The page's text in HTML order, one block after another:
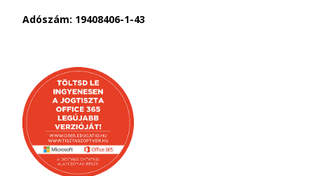
Adószám: 19408406-1-43